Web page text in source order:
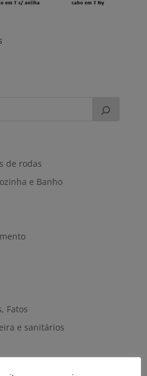
de rodas
e Banho
Fatos
e sanitários